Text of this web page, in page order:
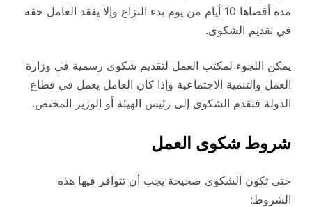
مدة أقصاها 10 أيام من يوم بدء النزاع وإلا يفقد العامل حقه
في تقديم الشكوى.
يمكن اللجوء لمكتب العمل لتقديم شكوى رسمية في وزارة
العمل والتنمية الاجتماعية وإذا كان العامل يعمل في قطاع
الدولة فتقدم الشكوى إلى رئيس الهيئة أو الوزير المختص.
شروط شكوى العمل
حتى تكون الشكوى صحيحة يجب أن تتوافر فيها هذه
الشروط: